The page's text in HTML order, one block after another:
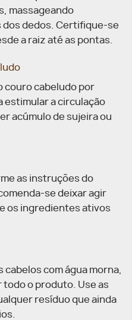
massageando
dos dedos. Certifique-se
a raiz até as pontas.
couro cabeludo por
estimular a circulação
acúmulo de sujeira ou
as instruções do
se deixar agir
os ingredientes ativos
com água morna,
o produto. Use as
resíduo que ainda